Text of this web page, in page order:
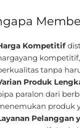
Kompetitif
tanpa
Produk
paralon dari
produk
Pelanggan